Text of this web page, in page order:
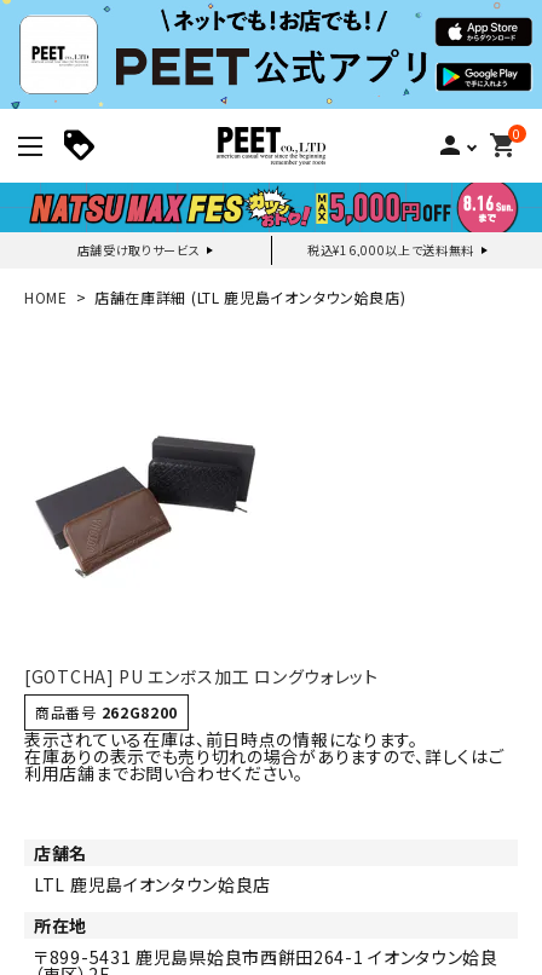
person 0
shopping_cart
店舗受け取りサービス 税込¥16,000以上で送料無料
新規会員登録｜ログイン
詳しい条件から探す
HOME 店舗在庫詳細 (LTL 鹿児島イオンタウン姶良店)
[GOTCHA] PU エンボス加工 ロングウォレット
商品番号 262G8200
表示されている在庫は、前日時点の情報になります。
在庫ありの表示でも売り切れの場合がありますので、詳しくはご
利用店舗までお問い合わせください。
店舗名
LTL 鹿児島イオンタウン姶良店
所在地
899-5431 鹿児島県姶良市西餠田264-1 イオンタウン姶良